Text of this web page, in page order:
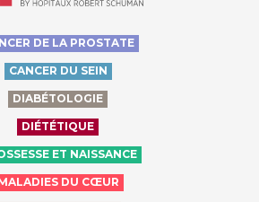
DE LA PROSTATE
CANCER DU SEIN
DIABÉTOLOGIE
DIÉTÉTIQUE
ET NAISSANCE
DU CŒUR